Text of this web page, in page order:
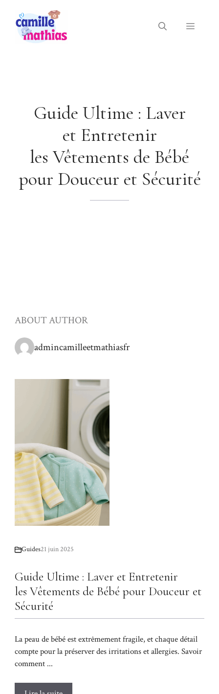
contenu
Menu
Guide Ultime : Laver
et Entretenir
les Vêtements de Bébé
pour Douceur et Sécurité
Guides21 juin 2025
Guide Ultime : Laver et Entretenir
les Vêtements de Bébé pour Douceur et
Sécurité
La peau de bébé est extrêmement fragile, et chaque détail
compte pour la préserver des irritations et allergies. Savoir
comment ...
ABOUT AUTHOR
admincamilleetmathiasfr